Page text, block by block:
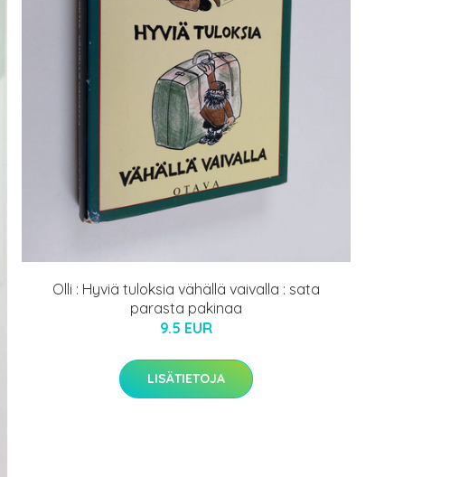
Olli : Hyviä tuloksia vähällä vaivalla : sata
parasta pakinaa
9.5 EUR
LISÄTIETOJA